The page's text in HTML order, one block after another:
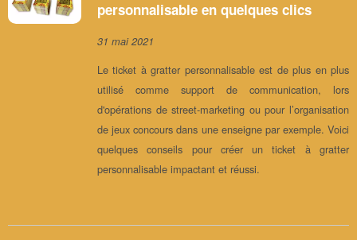
personnalisable en quelques clics
31 mai 2021
Le ticket à gratter personnalisable est de plus en plus
utilisé comme support de communication, lors
d'opérations de street-marketing ou pour l’organisation
de jeux concours dans une enseigne par exemple. Voici
quelques conseils pour créer un ticket à gratter
personnalisable impactant et réussi.